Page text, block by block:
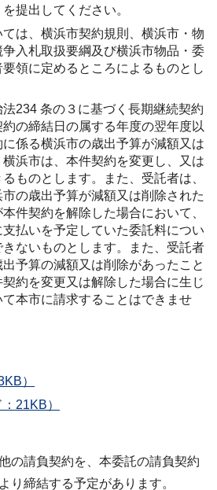
提出してください。
は、横浜市契約規則、横浜市・物
入札取扱要綱及び横浜市物品・委
領に定めるところによるものとし
234 条の３に基づく長期継続契約
の締結日の属する年度の翌年度以
係る横浜市の歳出予算が減額又は
浜市は、本件契約を変更し、又は
ものとします。また、受託者は、
の歳出予算が減額又は削除された
件契約を解除した場合において、
払いを予定していた委託料につい
ないものとします。また、受託者
予算の減額又は削除があったこと
約を変更又は解除した場合に生じ
本市に請求することはできませ
）
21KB）
の請負契約を、本委託の請負契約
り締結する予定があります。